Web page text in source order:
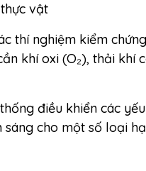
vật
thí nghiệm kiểm
khí oxi (O₂), thải khí
điều khiển các
sáng cho một số loại